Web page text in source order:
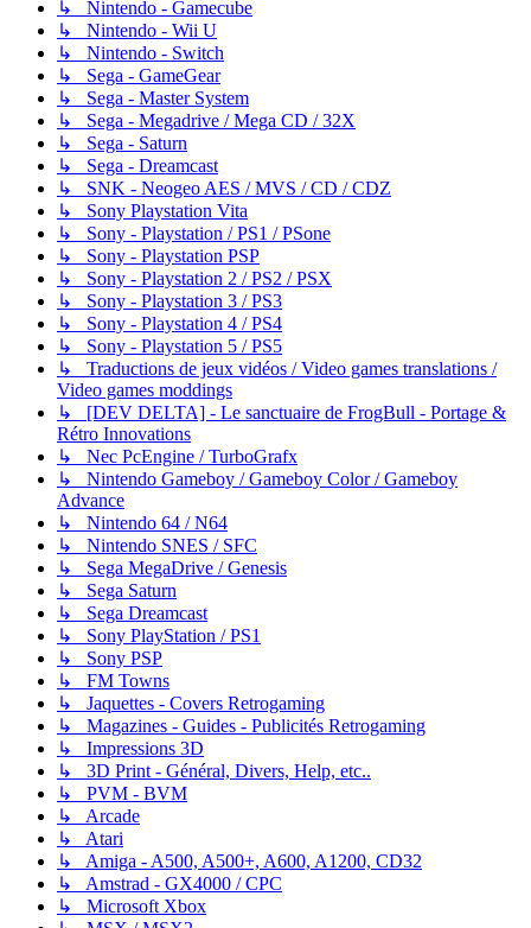
↳ Nintendo - Gamecube
↳ Nintendo - Wii U
↳ Nintendo - Switch
↳ Sega - GameGear
↳ Sega - Master System
↳ Sega - Megadrive / Mega CD / 32X
↳ Sega - Saturn
↳ Sega - Dreamcast
↳ SNK - Neogeo AES / MVS / CD / CDZ
↳ Sony Playstation Vita
↳ Sony - Playstation / PS1 / PSone
↳ Sony - Playstation PSP
↳ Sony - Playstation 2 / PS2 / PSX
↳ Sony - Playstation 3 / PS3
↳ Sony - Playstation 4 / PS4
↳ Sony - Playstation 5 / PS5
↳ Traductions de jeux vidéos / Video games translations /
Video games moddings
↳ [DEV DELTA] - Le sanctuaire de FrogBull - Portage &
Rétro Innovations
↳ Nec PcEngine / TurboGrafx
↳ Nintendo Gameboy / Gameboy Color / Gameboy
Advance
↳ Nintendo 64 / N64
↳ Nintendo SNES / SFC
↳ Sega MegaDrive / Genesis
↳ Sega Saturn
↳ Sega Dreamcast
↳ Sony PlayStation / PS1
↳ Sony PSP
↳ FM Towns
↳ Jaquettes - Covers Retrogaming
↳ Magazines - Guides - Publicités Retrogaming
↳ Impressions 3D
↳ 3D Print - Général, Divers, Help, etc..
↳ PVM - BVM
↳ Arcade
↳ Atari
↳ Amiga - A500, A500+, A600, A1200, CD32
↳ Amstrad - GX4000 / CPC
↳ Microsoft Xbox